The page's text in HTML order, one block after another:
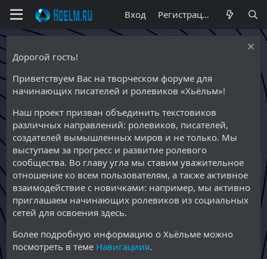
Вход Регистрация
Дорогой гость!
Приветствуем Вас на творческом форуме для
начинающих писателей и ролевиков «Хьёльм»!
Наш проект призван объединить текстовиков
различных направлений: ролевиков, писателей,
создателей вымышленных миров и не только. Мы
выступаем за прогресс и развитие ролевого
сообщества. Во главу угла мы ставим уважительное
отношение ко всем пользователям, а также активное
взаимодействие с новичками: например, мы активно
приглашаем начинающих ролевиков из социальных
сетей для освоения здесь.
Более подробную информацию о Хьёльме можно
посмотреть в теме Навигациия.